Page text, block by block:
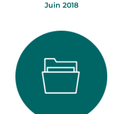
Juin 2018